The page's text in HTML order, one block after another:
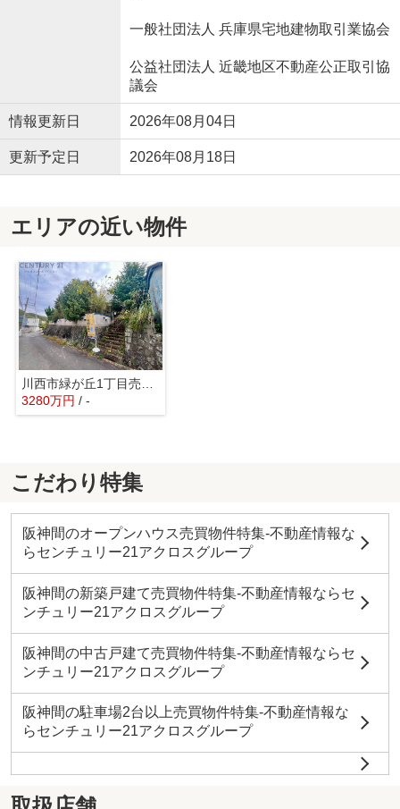
一般社団法人 兵庫県宅地建物取引業協会
公益社団法人 近畿地区不動産公正取引協
議会
情報更新日 2026年08月04日
更新予定日 2026年08月18日
エリアの近い物件
3280万円 / -
こだわり特集
阪神間のオープンハウス売買物件特集-不動産情報な
らセンチュリー21アクロスグループ
阪神間の新築戸建て売買物件特集-不動産情報ならセ
ンチュリー21アクロスグループ
阪神間の中古戸建て売買物件特集-不動産情報ならセ
ンチュリー21アクロスグループ
阪神間の駐車場2台以上売買物件特集-不動産情報な
らセンチュリー21アクロスグループ